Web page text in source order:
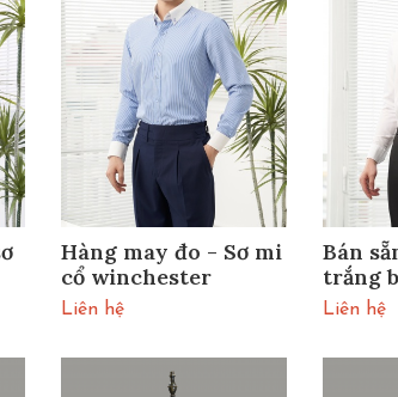
Hàng may đo - Sơ mi
cổ winchester
Liên hệ
Bán
trắng
Liên hệ